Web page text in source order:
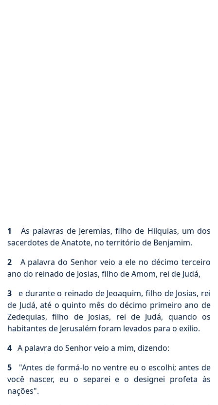
1 As palavras de Jeremias, filho de Hilquias, um dos
sacerdotes de Anatote, no território de Benjamim.
2 A palavra do Senhor veio a ele no décimo terceiro
ano do reinado de Josias, filho de Amom, rei de Judá,
3 e durante o reinado de Jeoaquim, filho de Josias, rei
de Judá, até o quinto mês do décimo primeiro ano de
Zedequias, filho de Josias, rei de Judá, quando os
habitantes de Jerusalém foram levados para o exílio.
4 A palavra do Senhor veio a mim, dizendo:
5 "Antes de formá-lo no ventre eu o escolhi; antes de
você nascer, eu o separei e o designei profeta às
nações".